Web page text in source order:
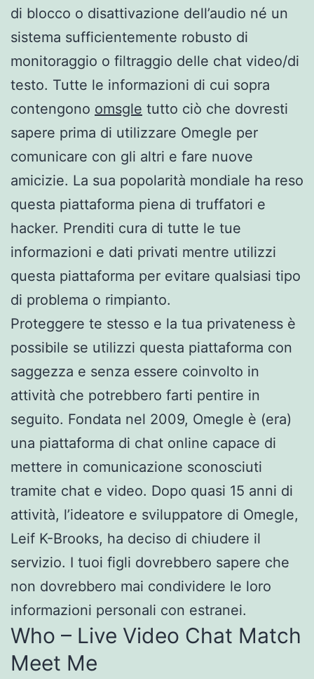
di blocco o disattivazione dell’audio né un
sistema sufficientemente robusto di
monitoraggio o filtraggio delle chat video/di
testo. Tutte le informazioni di cui sopra
contengono omsgle tutto ciò che dovresti
sapere prima di utilizzare Omegle per
comunicare con gli altri e fare nuove
amicizie. La sua popolarità mondiale ha reso
questa piattaforma piena di truffatori e
hacker. Prenditi cura di tutte le tue
informazioni e dati privati mentre utilizzi
questa piattaforma per evitare qualsiasi tipo
di problema o rimpianto.
Proteggere te stesso e la tua privateness è
possibile se utilizzi questa piattaforma con
saggezza e senza essere coinvolto in
attività che potrebbero farti pentire in
seguito. Fondata nel 2009, Omegle è (era)
una piattaforma di chat online capace di
mettere in comunicazione sconosciuti
tramite chat e video. Dopo quasi 15 anni di
attività, l’ideatore e sviluppatore di Omegle,
Leif K-Brooks, ha deciso di chiudere il
servizio. I tuoi figli dovrebbero sapere che
non dovrebbero mai condividere le loro
informazioni personali con estranei.
Who – Live Video Chat Match
Meet Me